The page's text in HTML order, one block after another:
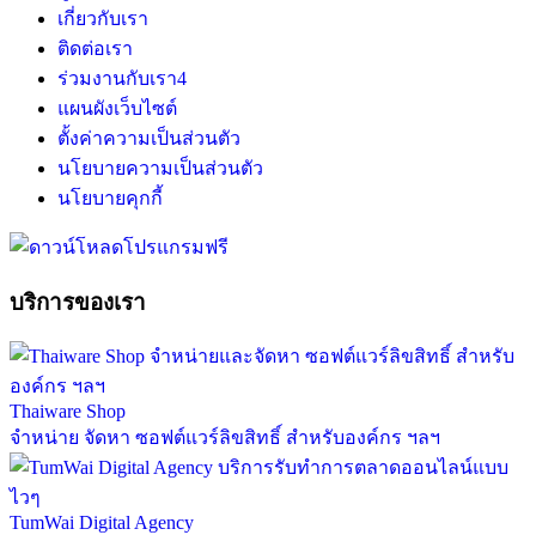
เกี่ยวกับเรา
ติดต่อเรา
ร่วมงานกับเรา4
แผนผังเว็บไซต์
ตั้งค่าความเป็นส่วนตัว
นโยบายความเป็นส่วนตัว
นโยบายคุกกี้
บริการของเรา
Thaiware Shop
จำหน่าย จัดหา ซอฟต์แวร์ลิขสิทธิ์ สำหรับองค์กร ฯลฯ
TumWai Digital Agency